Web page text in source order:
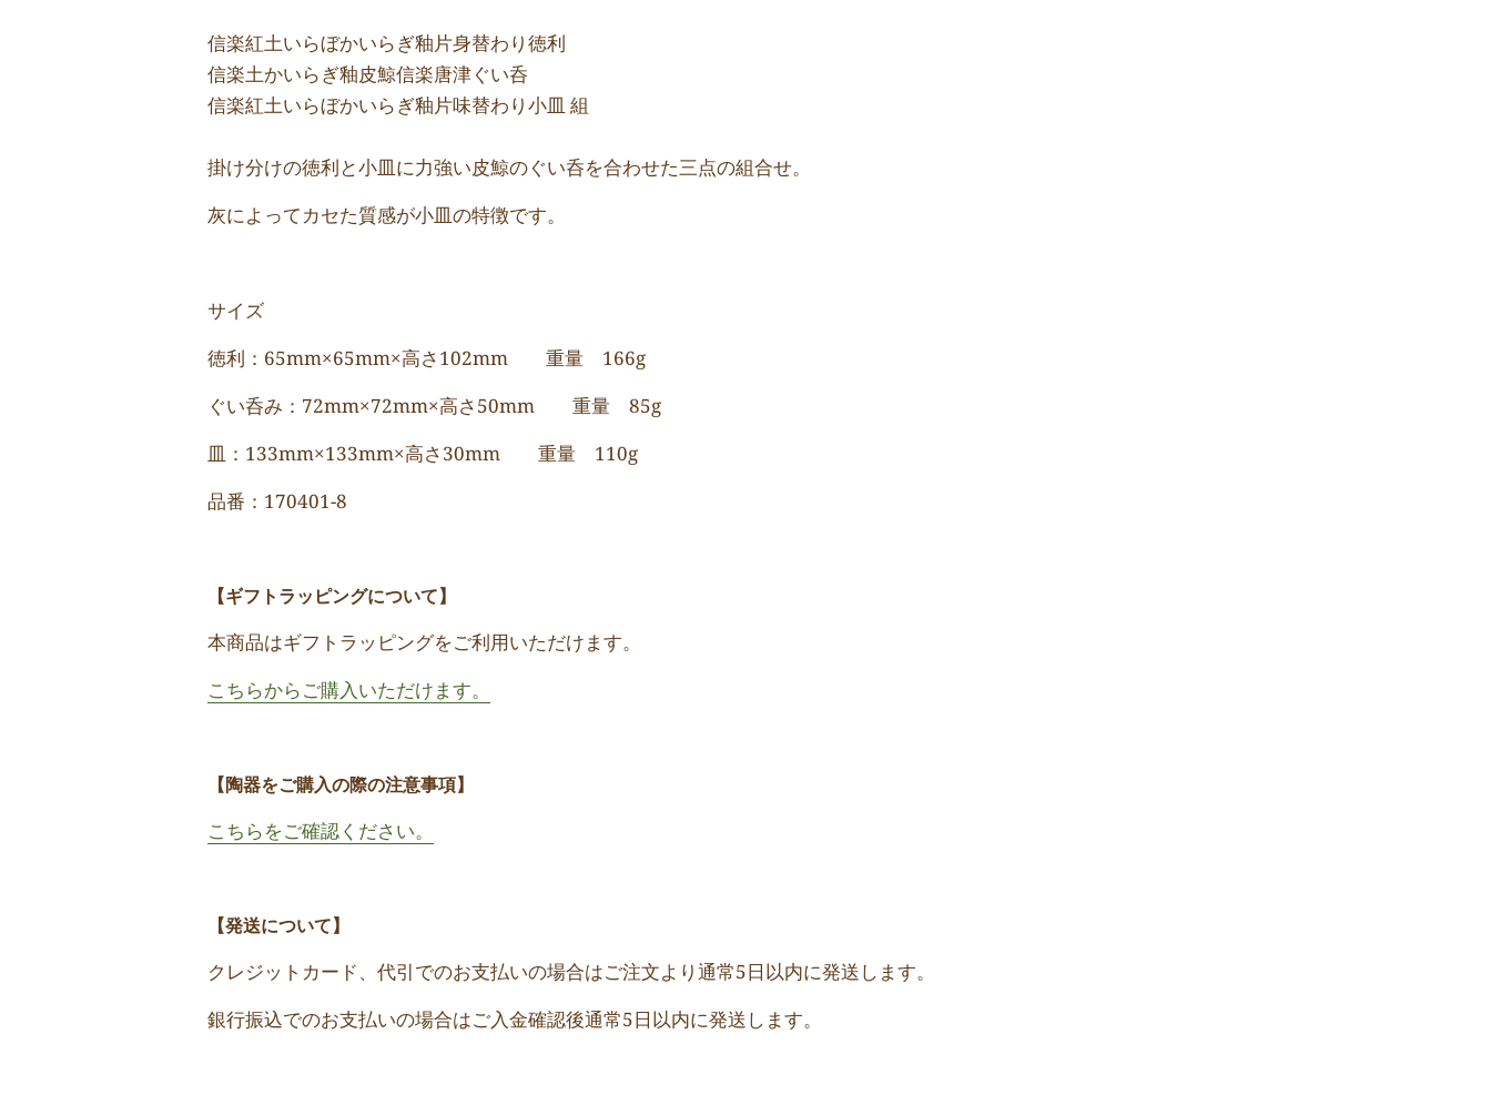
信楽紅土いらぼかいらぎ釉片身替わり徳利
信楽土かいらぎ釉皮鯨信楽唐津ぐい呑
信楽紅土いらぼかいらぎ釉片味替わり小皿 組
掛け分けの徳利と小皿に力強い皮鯨のぐい呑を合わせた三点の組合せ。
灰によってカセた質感が小皿の特徴です。
サイズ
徳利：65mm×65mm×高さ102mm 重量 166g
ぐい呑み：72mm×72mm×高さ50mm 重量 85g
皿：133mm×133mm×高さ30mm 重量 110g
品番：170401-8
【ギフトラッピングについて】
本商品はギフトラッピングをご利用いただけます。
こちらからご購入いただけます。
【陶器をご購入の際の注意事項】
こちらをご確認ください。
【発送について】
クレジットカード、代引でのお支払いの場合はご注文より通常5日以内に発送します。
銀行振込でのお支払いの場合はご入金確認後通常5日以内に発送します。